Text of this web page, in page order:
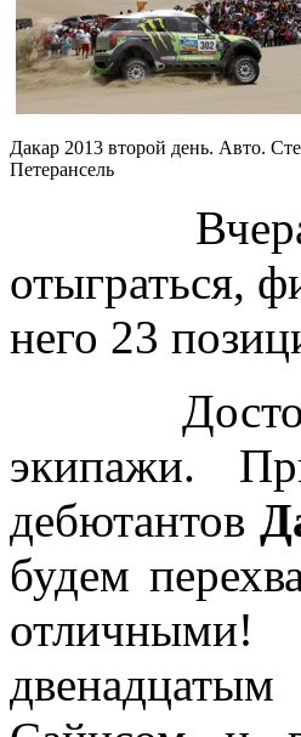
Дакар 2013 второй день. Авто.
Петерансель
отыграться,
него 23
Достойно
экипажи.
дебютантов
будем
отличными!